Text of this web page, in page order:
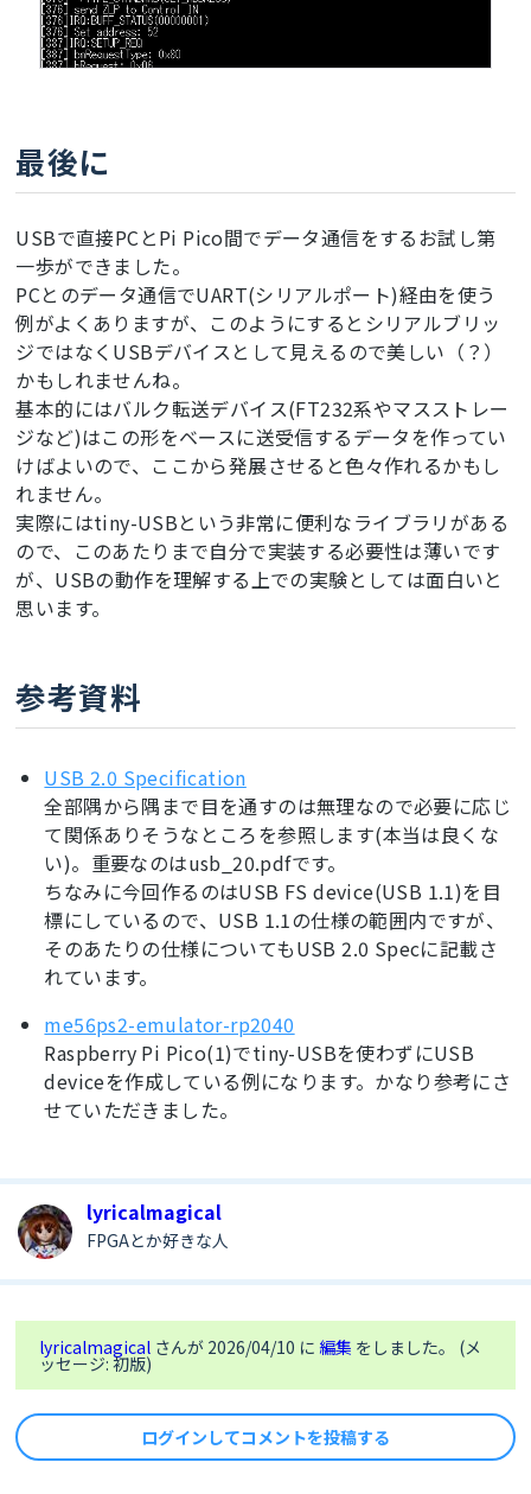
最後に
USBで直接PCとPi Pico間でデータ通信をするお試し第
一歩ができました。
PCとのデータ通信でUART(シリアルポート)経由を使う
例がよくありますが、このようにするとシリアルブリッ
ジではなくUSBデバイスとして見えるので美しい（？）
かもしれませんね。
基本的にはバルク転送デバイス(FT232系やマスストレー
ジなど)はこの形をベースに送受信するデータを作ってい
けばよいので、ここから発展させると色々作れるかもし
れません。
実際にはtiny-USBという非常に便利なライブラリがある
ので、このあたりまで自分で実装する必要性は薄いです
が、USBの動作を理解する上での実験としては面白いと
思います。
参考資料
USB 2.0 Specification
全部隅から隅まで目を通すのは無理なので必要に応じ
て関係ありそうなところを参照します(本当は良くな
い)。重要なのはusb_20.pdfです。
ちなみに今回作るのはUSB FS device(USB 1.1)を目
標にしているので、USB 1.1の仕様の範囲内ですが、
そのあたりの仕様についてもUSB 2.0 Specに記載さ
れています。
me56ps2-emulator-rp2040
Raspberry Pi Pico(1)でtiny-USBを使わずにUSB
deviceを作成している例になります。かなり参考にさ
せていただきました。
lyricalmagical
FPGAとか好きな人
lyricalmagical さんが 2026/04/10 に編集 をしました。 (メ
ッセージ: 初版)
ログインしてコメントを投稿する